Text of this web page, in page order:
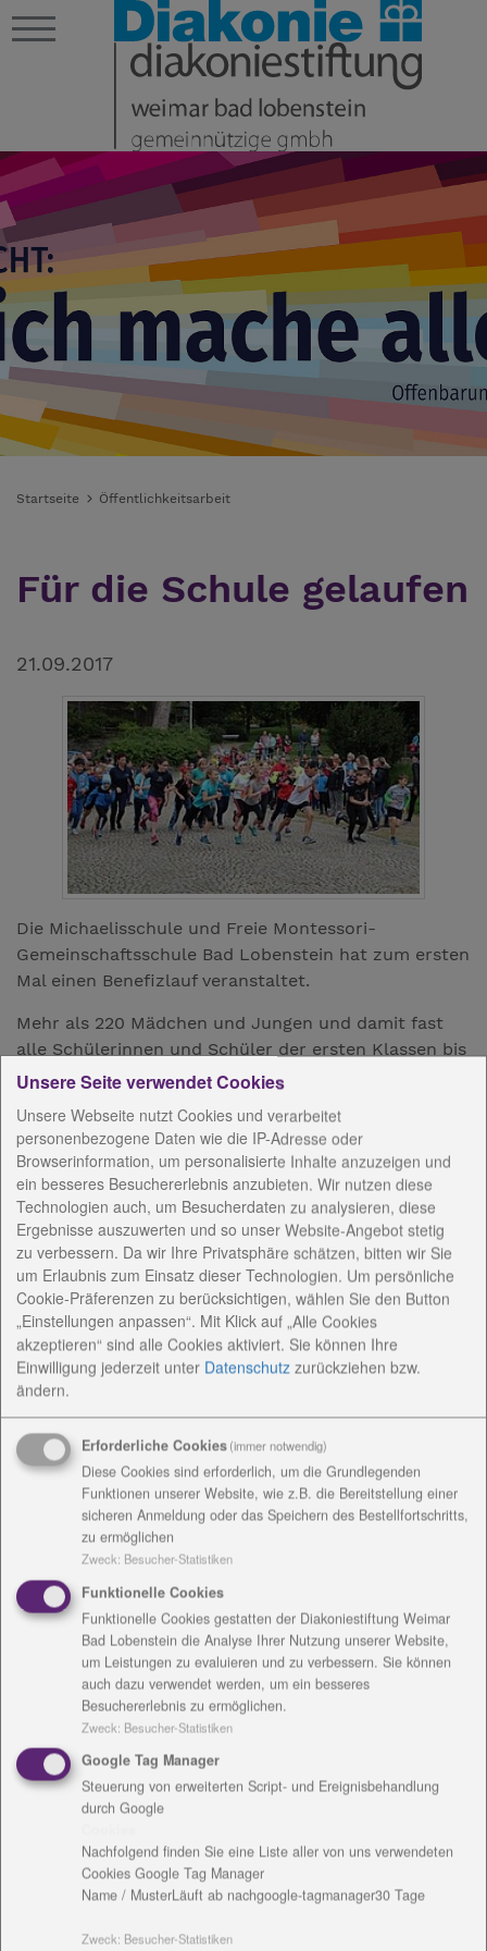
Startseite Öffentlichkeitsarbeit
Für die Schule gelaufen
21.09.2017
Die Michaelisschule und Freie Montessori-
Gemeinschaftsschule Bad Lobenstein hat zum ersten
Mal einen Benefizlauf veranstaltet.
Mehr als 220 Mädchen und Jungen und damit fast
alle Schülerinnen und Schüler der ersten Klassen bis
zur achten Klasse der Freie Montessori-
Michaelisschule waren dabei. Es galt im Bad
Lobensteiner Stadtpark Runden zu laufen. Für jede
Runde gab es Geld von Unterstützern, die die Kinder
schon Wochen vor dem Lauf gefunden hatten.
"Manche Kinder wurden von den Eltern oder
Großeltern unterstützt, andere haben Nachbarn und
Freunde gefragt, es gab aber auch viele Firmen, die
den Lauf der Kinder honoriert haben", sagte
Schulleiterin Anett Richter. Dabei wurde für jede
gelaufene Runde ein Geldbetrag ausgehandelt - von
50 Cent bis zu 25 Euro waren Vereinbarungen
getroffen worden.
Der Startschuss fiel um 10 Uhr, da waren neben den
Schülerinnen und Schülern schon ein paar
Zuschauer im Park, doch im Laufe der Zeit kamen
immer mehr interessierte Angehörige, Geldgeber und
Zuschauer an die Strecke, um die Sportler
anzufeuern.
Die Kinder hatten einen Zettel auf dem Rücken
kleben und erhielten nach jeder, etwa 400 Meter
langen, Runde einen Stempel. Manche Kinder
schafften in der Stunde drei, andere waren am Ende
bei 17 Runden - egal, alle waren dabei, hatten
Freude, haben sich bewegt, wurden angefeuert und
konnten einen kleinen Beitrag leisten. Viele Schüler
erhielten Hilfe von einer Begleitperson, liefen an der
Hand, Moritz und Lara wurden in ihren Rollstühlen
geschoben.
Auch Remptendorfs Bürgermeister Thomas Franke
Vorsitzende der Förderstiftung der Schule und ist
Unsere Seite verwendet Cookies
Unsere Webseite nutzt Cookies und verarbeitet
personenbezogene Daten wie die IP-Adresse oder
Browserinformation, um personalisierte Inhalte anzuzeigen und
ein besseres Besuchererlebnis anzubieten. Wir nutzen diese
Technologien auch, um Besucherdaten zu analysieren, diese
Ergebnisse auszuwerten und so unser Website-Angebot stetig
zu verbessern. Da wir Ihre Privatsphäre schätzen, bitten wir Sie
um Erlaubnis zum Einsatz dieser Technologien. Um persönliche
Cookie-Präferenzen zu berücksichtigen, wählen Sie den Button
„Einstellungen anpassen“. Mit Klick auf „Alle Cookies
akzeptieren“ sind alle Cookies aktiviert. Sie können Ihre
Einwilligung jederzeit unter Datenschutz zurückziehen bzw.
ändern.
Erforderliche Cookies(immer notwendig)
Diese Cookies sind erforderlich, um die Grundlegenden
Funktionen unserer Website, wie z.B. die Bereitstellung einer
sicheren Anmeldung oder das Speichern des Bestellfortschritts,
zu ermöglichen
Zweck: Besucher-Statistiken
Funktionelle Cookies
Funktionelle Cookies gestatten der Diakoniestiftung Weimar
Bad Lobenstein die Analyse Ihrer Nutzung unserer Website,
um Leistungen zu evaluieren und zu verbessern. Sie können
auch dazu verwendet werden, um ein besseres
Besuchererlebnis zu ermöglichen.
Zweck: Besucher-Statistiken
Google Tag Manager
Steuerung von erweiterten Script- und Ereignisbehandlung
durch Google
Nachfolgend finden Sie eine Liste aller von uns verwendeten
Cookies Google Tag Manager
Name / MusterLäuft ab nachgoogle-tagmanager30 Tage
Zweck: Besucher-Statistiken